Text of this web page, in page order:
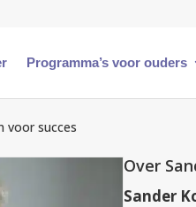
Programma’s voor ouders
voor succes
Over
Sander